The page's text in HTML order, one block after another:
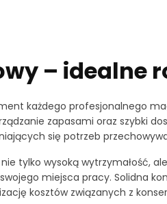
– idealne
każdego profesjonalnego
zapasami oraz szybki
się potrzeb
tylko wysoką wytrzymałość,
miejsca pracy. Solidna
kosztów związanych z